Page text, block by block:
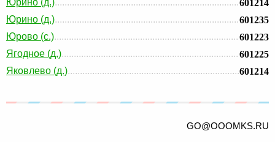
Юрино (д.)
601214
Юрино (д.)
601235
Юрово (с.)
601223
Ягодное (д.)
601225
Яковлево (д.)
601214
GO@OOOMKS.RU